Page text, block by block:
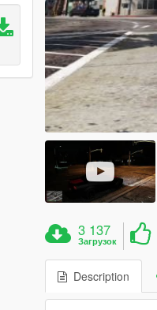
3 137
Загрузок
Description